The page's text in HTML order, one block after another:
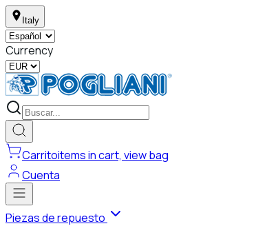
Italy
Currency
Carritoitems in cart, view bag
Cuenta
Piezas de repuesto